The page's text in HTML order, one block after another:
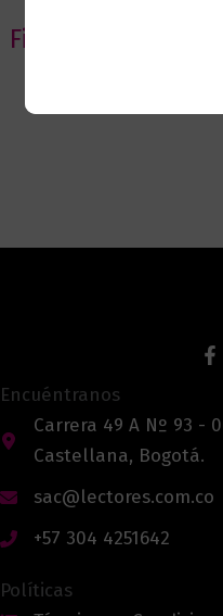
Filtrar por editorial
Encuéntranos
Carrera 49 A Nº 93 -
Castellana, Bogotá.
sac@lectores.com.co
+57 304 4251642
Políticas